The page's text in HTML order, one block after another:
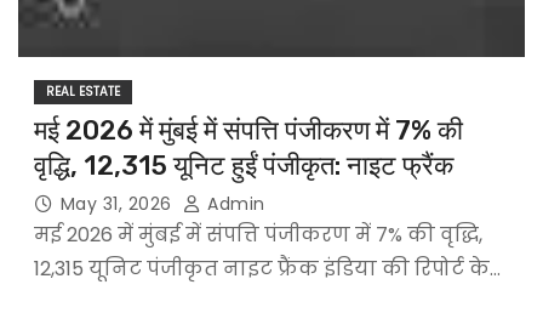
REAL ESTATE
मई 2026 में मुंबई में संपत्ति पंजीकरण में 7% की
वृद्धि, 12,315 यूनिट हुईं पंजीकृत: नाइट फ्रैंक
May 31, 2026 Admin
मई 2026 में मुंबई में संपत्ति पंजीकरण में 7% की वृद्धि,
12,315 यूनिट पंजीकृत नाइट फ्रैंक इंडिया की रिपोर्ट के…